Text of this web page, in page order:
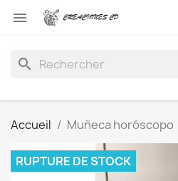

search
Accueil Muñeca horóscopo
RUPTURE DE STOCK